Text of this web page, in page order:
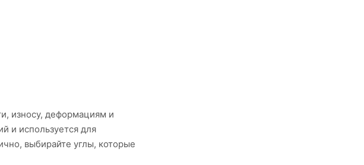
износу, деформациям и
и используется для
выбирайте углы, которые